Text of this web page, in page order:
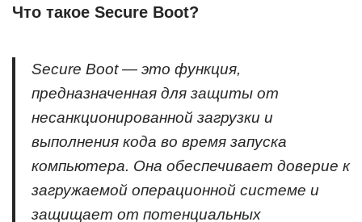
Что такое Secure Boot?
Secure Boot — это функция,
предназначенная для защиты от
несанкционированной загрузки и
выполнения кода во время запуска
компьютера. Она обеспечивает доверие к
загружаемой операционной системе и
защищает от потенциальных